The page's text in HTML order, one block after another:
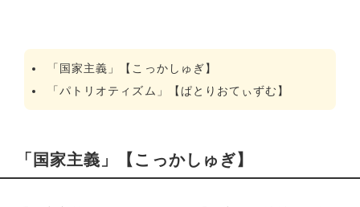
「国家主義」【こっかしゅぎ】
「パトリオティズム」【ぱとりおてぃずむ】
「国家主義」【こっかしゅぎ】